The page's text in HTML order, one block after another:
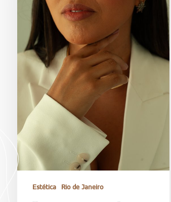
Estética Rio de Janeiro